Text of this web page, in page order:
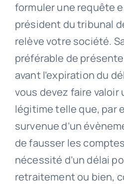
formuler une requête
président du tribunal
relève votre société.
préférable de
avant l’expiration du
vous devez faire valoir
légitime telle que, par
survenue d’un
de fausser les
nécessité d’un délai
retraitement ou bien,